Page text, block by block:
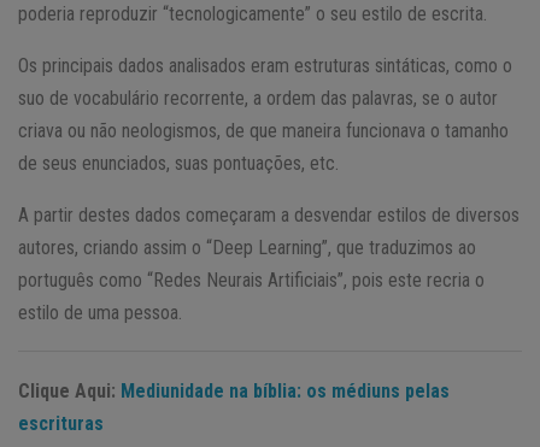
poderia reproduzir “tecnologicamente” o seu estilo de escrita.
Os principais dados analisados eram estruturas sintáticas, como o
suo de vocabulário recorrente, a ordem das palavras, se o autor
criava ou não neologismos, de que maneira funcionava o tamanho
de seus enunciados, suas pontuações, etc.
A partir destes dados começaram a desvendar estilos de diversos
autores, criando assim o “Deep Learning”, que traduzimos ao
português como “Redes Neurais Artificiais”, pois este recria o
estilo de uma pessoa.
Clique Aqui: Mediunidade na bíblia: os médiuns pelas
escrituras